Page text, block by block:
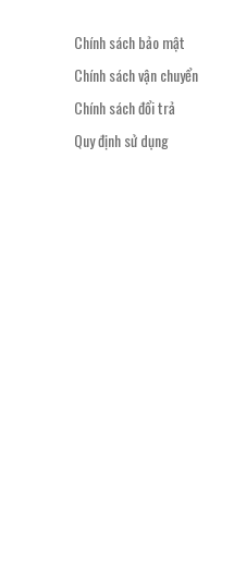
Chính sách bảo mật
Chính sách vận chuyển
Chính sách đổi trả
Quy định sử dụng